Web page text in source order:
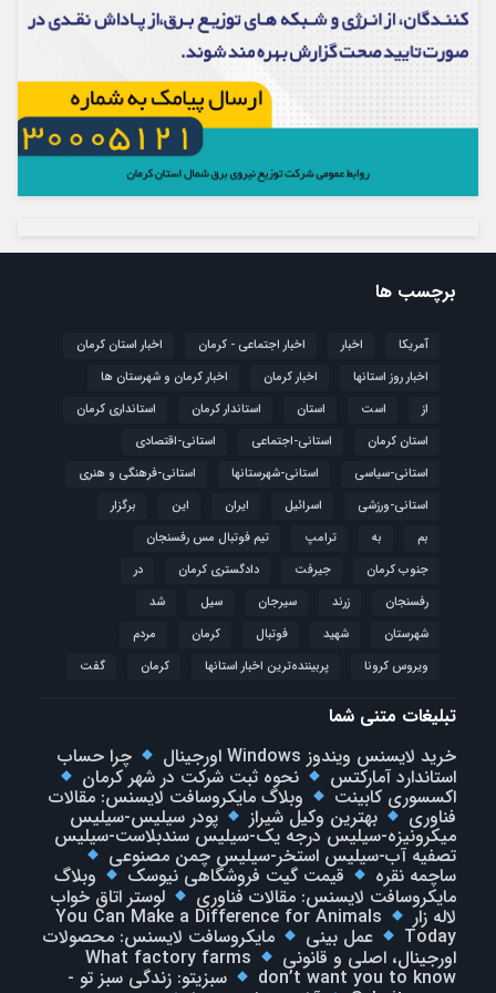
برچسب ها
آمریکا اخبار اخبار اجتماعی - کرمان
اخبار استان کرمان
اخبار روز استانها
اخبار کرمان
اخبار کرمان و شهرستان ها
از
است استان استاندار کرمان
استانداری کرمان
استان کرمان
استانی-اجتماعی
استانی-اقتصادی
استانی-سیاسی
استانی-شهرستانها
استانی-فرهنگی و هنری
استانی-ورزشی
اسرائیل ایران این
برگزار
بم
به ترامپ
تیم فوتبال مس رفسنجان
جنوب کرمان
جیرفت دادگستری کرمان
در
رفسنجان
زرند سیرجان سیل
شد
شهرستان
شهید فوتبال كرمان
مردم
ویروس کرونا
پربیننده‌ترین اخبار استانها کرمان گفت
تبلیغات متنی شما
خرید لایسنس ویندوز Windows اورجینال
چرا حساب
استاندارد آمارکتس نحوه ثبت شرکت در شهر کرمان
اکسسوری کابینت وبلاگ مایکروسافت لایسنس: مقالات
فناوری بهترین وکیل شیراز پودر سیلیس-سیلیس
میکرونیزه-سیلیس درجه یک-سیلیس سندبلاست-سیلیس
تصفیه آب-سیلیس استخر-سیلیس چمن مصنوعی
ساچمه نقره قیمت گیت فروشگاهی نیوسک وبلاگ
مایکروسافت لایسنس: مقالات فناوری لوستر اتاق خواب
لاله زار You Can Make a Difference for Animals
Today عمل بینی مایکروسافت لایسنس: محصولات
اورجینال، اصلی و قانونی What factory farms
don’t want you to know سبزیتو: زندگی سبز تو -